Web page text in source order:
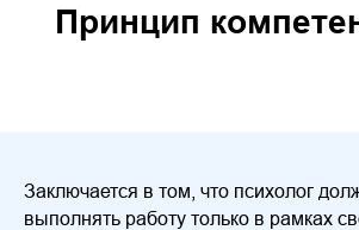
Принцип
Заключается в том, что психолог
выполнять работу только в рамках